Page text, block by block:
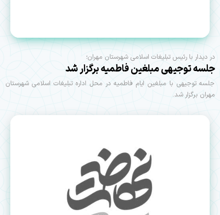
در دیدار با رئیس تبلیغات اسلامی شهرستان مهران؛
جلسه توجیهی مبلغین فاطمیه برگزار شد
جلسه توجیهی با مبلغین ایام فاطمیه در محل اداره تبلیغات اسلامی شهرستان
مهران برگزار شد.